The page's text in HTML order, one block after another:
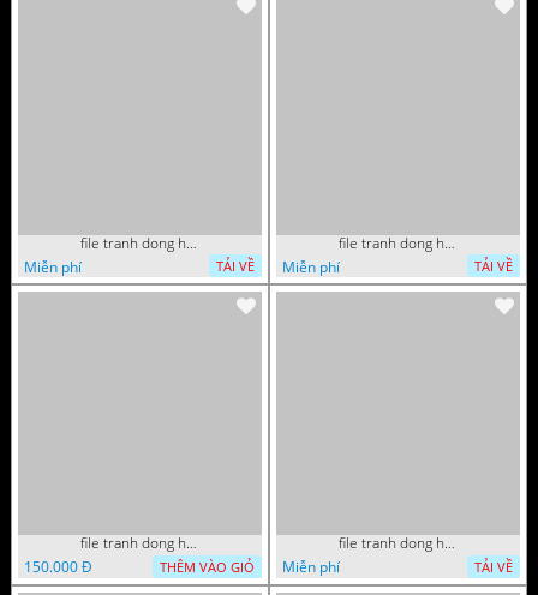
file tranh dong ho thuan buom xuoi gio phong thuy 072026 27
Miễn phí
TẢI VỀ
file tranh dong ho thuan buom xuoi gio phong thuy 072026 12
Miễn phí
TẢI VỀ
file tranh dong ho thu phap tri an cong on cha me to tien gia dinh 072026 09
150.000 Đ
THÊM VÀO GIỎ
file tranh dong ho tai loc tet cay kim tien phuc loc tho than tai di lac 072026 93
Miễn phí
TẢI VỀ